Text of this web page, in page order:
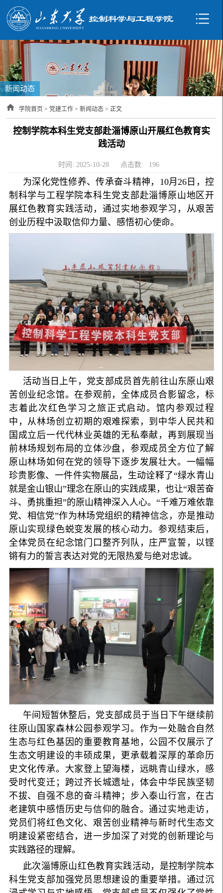
新闻动态
学院首页 > 党建工作 >新闻动态 > 正文
控制学院本科生党支部赴淄博原山开展红色教育实
践活动
时间: 2025-10-28 点击数: 196
为深化党性修养、传承奋斗精神，10月26日，控
制科学与工程学院本科生党支部赴淄博原山地区开
展红色教育实践活动，通过实地参观学习，从艰苦
创业历程中汲取信仰力量、感悟初心使命。
活动当日上午，党支部成员首先前往山东原山艰
苦创业纪念馆。在参观前，全体成员合影留念，标
志着此次红色学习之旅正式启动。馆内参观过程
中，从林场创立初期的艰难探索，到中华人民共和
国成立后一代代林业英雄的无私奉献，再到展现当
前林场规划布局的立体沙盘，参观成员全方位了解
原山林场如何在党的领导下逐步发展壮大。一幅幅
珍贵影像、一件件实物展品，生动诠释了“绿水青山
就是金山银山”理念在原山的实践成果，也让“艰苦奋
斗、勇挑重担”的原山精神深入人心。“千难万难依靠
党、相信党”作为林场党组织的精神信念，亦是推动
原山实现绿色蜕变发展的核心动力。参观结束后，
全体党员在纪念馆门口整齐列队，庄严宣誓，以铿
锵有力的誓言表达对党的无限热爱与绝对忠诚。
午间短暂休整后，党支部成员于当日下午继续前
往原山国家森林公园参观学习。作为一处融合自然
生态与红色基因的重要教育基地，公园不仅展示了
生态文明建设的丰硕成果，更承载着深厚的革命历
史文化传承。大家登上望海楼，远眺青山绿水，感
受时代变迁；跨过齐长城遗址，体会中华民族坚韧
不拔、自强不息的奋斗精神；步入泰山行宫，在古
老建筑中感悟历史与信仰的融合。通过实地走访，
党员们将红色文化、艰苦创业精神与新时代生态文
明建设紧密结合，进一步加深了对党的创新理论与
实践路径的理解。
此次淄博原山红色教育实践活动，是控制学院本
科生党支部加强党员思想建设的重要举措。通过沉